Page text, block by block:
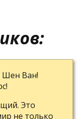
Шен Ван!
Это
не только